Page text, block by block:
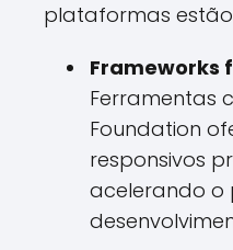
plataformas
Frameworks
Ferramentas
Foundation
responsivos
acelerando o